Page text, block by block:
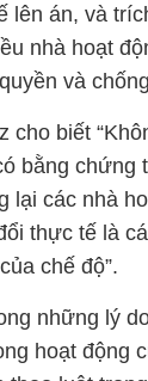
lên án, và
nhà hoạt
và
cho biết
bằng chứng
lại các nhà
thực tế là
chế độ”.
những lý
hoạt động